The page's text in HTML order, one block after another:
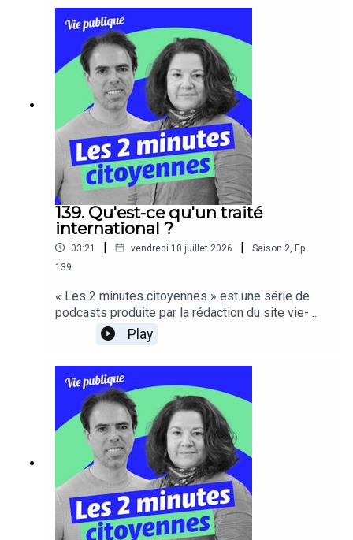
139. Qu'est-ce qu'un traité
international ?
03:21 | vendredi 10 juillet 2026 | Saison 2, Ep.
139
« Les 2 minutes citoyennes » est une série de
podcasts produite par la rédaction du site vie-
publique, ces capsules audios pédagogiques
s’adressent à tous les citoyens.
Play